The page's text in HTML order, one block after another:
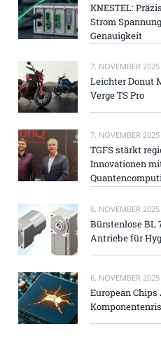
KNESTEL:
Strom
Genauigkeit
7. NOVEMBER 2025
Leichter Donut
Verge TS Pro
7. NOVEMBER 2025
TGFS stärkt
Innovationen
6. NOVEMBER 2025
Bürstenlose BL
Antriebe für
6. NOVEMBER 2025
European